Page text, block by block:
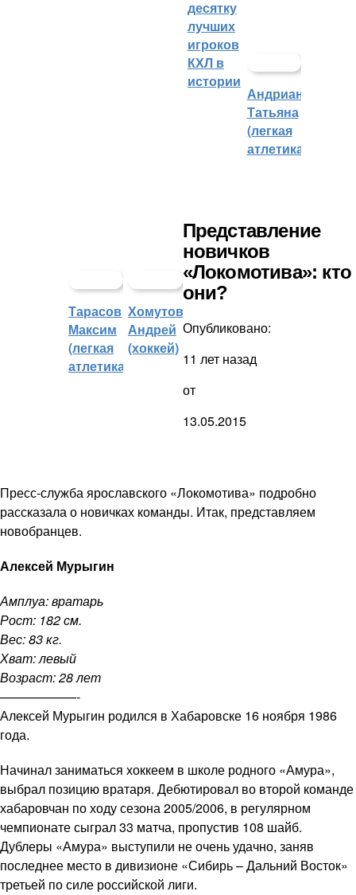
десятку
лучших
игроков
КХЛ в
истории
Андрианова
Татьяна
(легкая
атлетика)
Тарасов
Максим
(легкая
атлетика)
Хомутов
Андрей
(хоккей)
Представление
новичков
«Локомотива»: кто
они?
Опубликовано:
11 лет назад
от
13.05.2015
Пресс-служба ярославского «Локомотива» подробно
рассказала о новичках команды. Итак, представляем
новобранцев.
Алексей Мурыгин
Амплуа: вратарь
Рост: 182 см.
Вес: 83 кг.
Хват: левый
Возраст: 28 лет
——————-
Алексей Мурыгин родился в Хабаровске 16 ноября 1986
года.
Начинал заниматься хоккеем в школе родного «Амура»,
выбрал позицию вратаря. Дебютировал во второй команде
хабаровчан по ходу сезона 2005/2006, в регулярном
чемпионате сыграл 33 матча, пропустив 108 шайб.
Дублеры «Амура» выступили не очень удачно, заняв
последнее место в дивизионе «Сибирь – Дальний Восток»
третьей по силе российской лиги.